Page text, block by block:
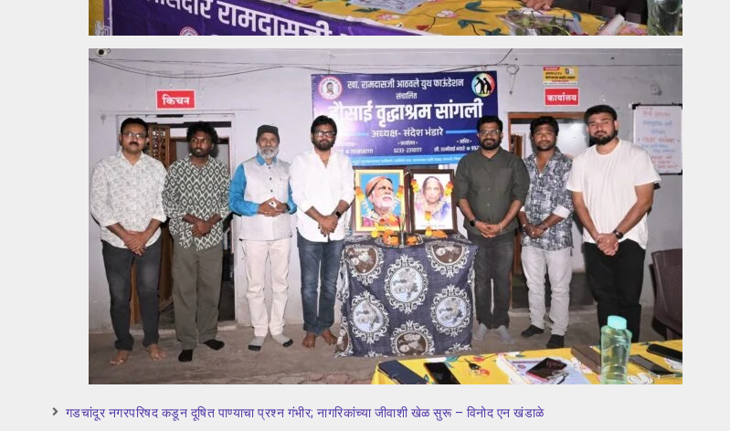
गडचांदूर नगरपरिषद कडून दूषित पाण्याचा प्रश्‍न गंभीर; नागरिकांच्या जीवाशी खेळ सुरू – विनोद एन खंडाळे